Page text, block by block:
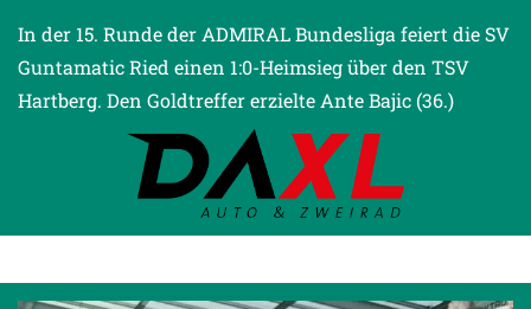
In der 15. Runde der ADMIRAL Bundesliga feiert die SV
Guntamatic Ried einen 1:0-Heimsieg über den TSV
Hartberg. Den Goldtreffer erzielte Ante Bajic (36.)